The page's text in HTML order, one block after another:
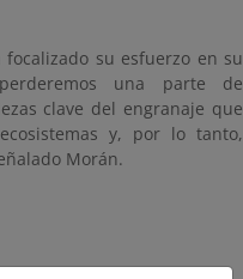
su esfuerzo en su
una parte de
clave del engranaje que
y, por lo tanto,
Morán.